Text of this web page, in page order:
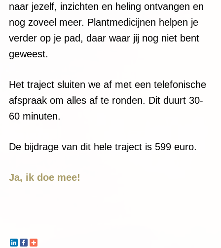
naar jezelf, inzichten en heling ontvangen en
nog zoveel meer. Plantmedicijnen helpen je
verder op je pad, daar waar jij nog niet bent
geweest.
Het traject sluiten we af met een telefonische
afspraak om alles af te ronden. Dit duurt 30-
60 minuten.
De bijdrage van dit hele traject is 599 euro.
Ja, ik doe mee!